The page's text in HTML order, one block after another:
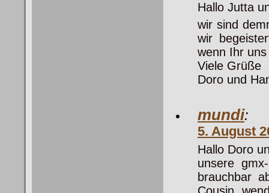
Hallo Jutta
wir sind
wir
wenn Ihr
Viele Grüße
Doro und
mundi:
5. August
Hallo Doro
unsere
brauchbar